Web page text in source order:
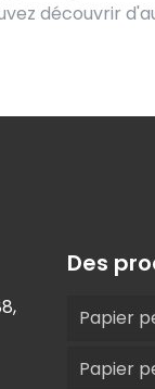
découvrir
Des
Papier
Papier